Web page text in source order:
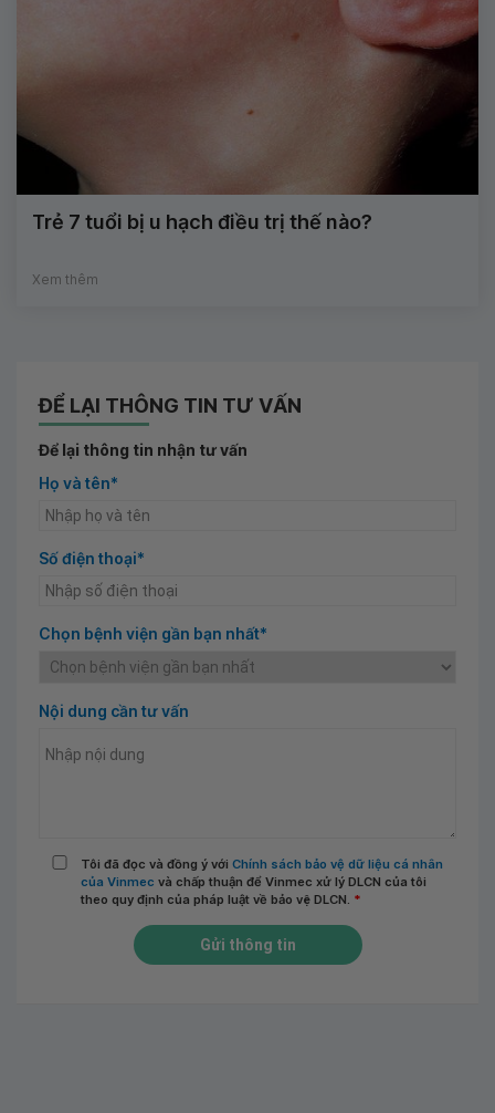
Trẻ 7 tuổi bị u hạch điều trị thế nào?
Xem thêm
ĐỂ LẠI THÔNG TIN TƯ VẤN
Để lại thông tin nhận tư vấn
Họ và tên*
Số điện thoại*
Chọn bệnh viện gần bạn nhất*
Nội dung cần tư vấn
Tôi đã đọc và đồng ý với Chính sách bảo vệ dữ liệu cá nhân
của Vinmec và chấp thuận để Vinmec xử lý DLCN của tôi
theo quy định của pháp luật về bảo vệ DLCN. *
Gửi thông tin